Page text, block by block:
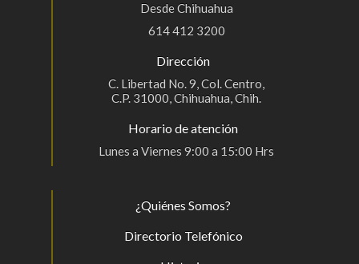
Desde Chihuahua
614 412 3200
Dirección
C. Libertad No. 9, Col. Centro,
C.P. 31000, Chihuahua, Chih.
Horario de atención
Lunes a Viernes 9:00 a 15:00 Hrs
¿Quiénes Somos?
Directorio Telefónico